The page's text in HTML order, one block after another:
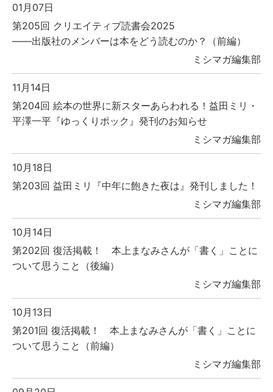
01月07日
第205回 クリエイティブ読書会2025
――出版社のメンバーは本をどう読むのか？（前編）
ミシマガ編集部
11月14日
第204回 絵本の世界に新スターあらわれる！益田ミリ・
平澤一平『ゆっくりポック』発刊のお知らせ
ミシマガ編集部
10月18日
第203回 益田ミリ『中年に飽きた夜は』発刊しました！
ミシマガ編集部
10月14日
第202回 復活掲載！ 本上まなみさんが「書く」ことに
ついて思うこと（後編）
ミシマガ編集部
10月13日
第201回 復活掲載！ 本上まなみさんが「書く」ことに
ついて思うこと（前編）
ミシマガ編集部